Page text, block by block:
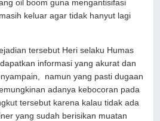
oil boom guna mengantisifasi
keluar agar tidak hanyut lagi
tersebut Heri selaku Humas
informasi yang akurat dan
namun yang pasti dugaan
adanya kebocoran pada
tersebut karena kalau tidak ada
yang sudah berisikan muatan